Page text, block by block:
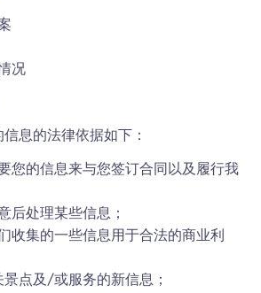
况
息的法律依据如下：
的信息来与您签订合同以及履行我
处理某些信息；
集的一些信息用于合法的商业利
点及/或服务的新信息；